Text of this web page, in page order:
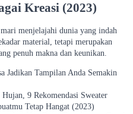
Kreasi (2023)
menjelajahi dunia yang indah
material, tetapi merupakan
penuh makna dan keunikan.
Jadikan Tampilan Anda Semakin
9 Rekomendasi Sweater
Tetap Hangat (2023)